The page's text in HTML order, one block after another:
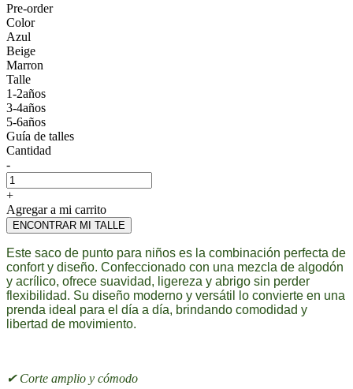
Pre-order
Color
Azul
Beige
Marron
Talle
1-2años
3-4años
5-6años
Guía de talles
Cantidad
-
+
Agregar a mi carrito
ENCONTRAR MI TALLE
Este saco de punto para niños es la combinación perfecta de
confort y diseño. Confeccionado con una mezcla de algodón
y acrílico, ofrece suavidad, ligereza y abrigo sin perder
flexibilidad. Su diseño moderno y versátil lo convierte en una
prenda ideal para el día a día, brindando comodidad y
libertad de movimiento.
✔ Corte amplio y cómodo